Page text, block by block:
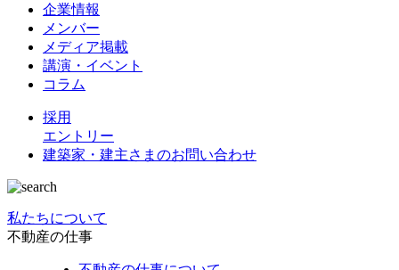
企業情報
メンバー
メディア掲載
講演・イベント
コラム
採用
エントリー
建築家・建主さまのお問い合わせ
私たちについて
不動産の仕事